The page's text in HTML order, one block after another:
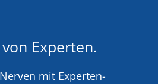
Experten.
mit Experten-